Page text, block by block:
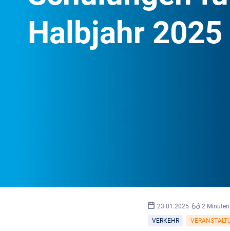
Halbjahr 2025
23.01.2025 2 Minuten
VERKEHR